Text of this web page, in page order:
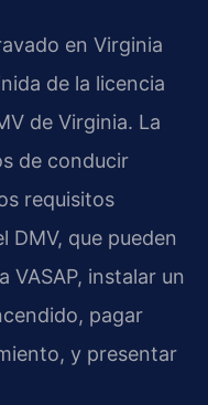
en Virginia
de la licencia
de Virginia. La
de conducir
requisitos
DMV, que pueden
VASAP, instalar un
pagar
y presentar